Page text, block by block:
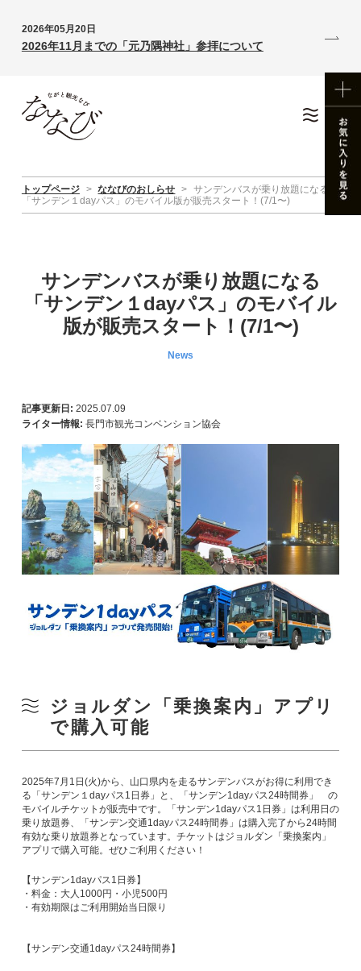
2026年05月20日
2026年11月までの「元乃隅神社」参拝について
トップページ > ななびのおしらせ > サンデンバスが乗り放題になる
「サンデン１dayパス」のモバイル版が販売スタート！(7/1〜)
サンデンバスが乗り放題になる
「サンデン１dayパス」のモバイル
版が販売スタート！(7/1〜)
News
記事更新日: 2025.07.09
ライター情報: 長門市観光コンベンション協会
ジョルダン「乗換案内」アプリ
で購入可能
2025年7月1日(火)から、山口県内を走るサンデンバスがお得に利用でき
る「サンデン１dayパス1日券」と、「サンデン1dayパス24時間券」 の
モバイルチケットが販売中です。「サンデン1dayパス1日券」は利用日の
乗り放題券、「サンデン交通1dayパス24時間券」は購入完了から24時間
有効な乗り放題券となっています。チケットはジョルダン「乗換案内」
アプリで購入可能。ぜひご利用ください！
【サンデン1dayパス1日券】
・料金：大人1000円・小児500円
・有効期限はご利用開始当日限り
【サンデン交通1dayパス24時間券】